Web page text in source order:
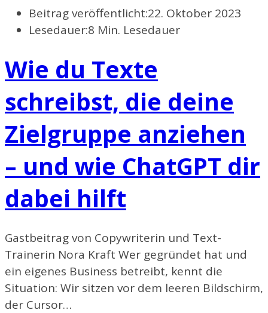
Beitrag veröffentlicht:22. Oktober 2023
Lesedauer:8 Min. Lesedauer
Wie du Texte
schreibst, die deine
Zielgruppe anziehen
– und wie ChatGPT dir
dabei hilft
Gastbeitrag von Copywriterin und Text-
Trainerin Nora Kraft Wer gegründet hat und
ein eigenes Business betreibt, kennt die
Situation: Wir sitzen vor dem leeren Bildschirm,
der Cursor…